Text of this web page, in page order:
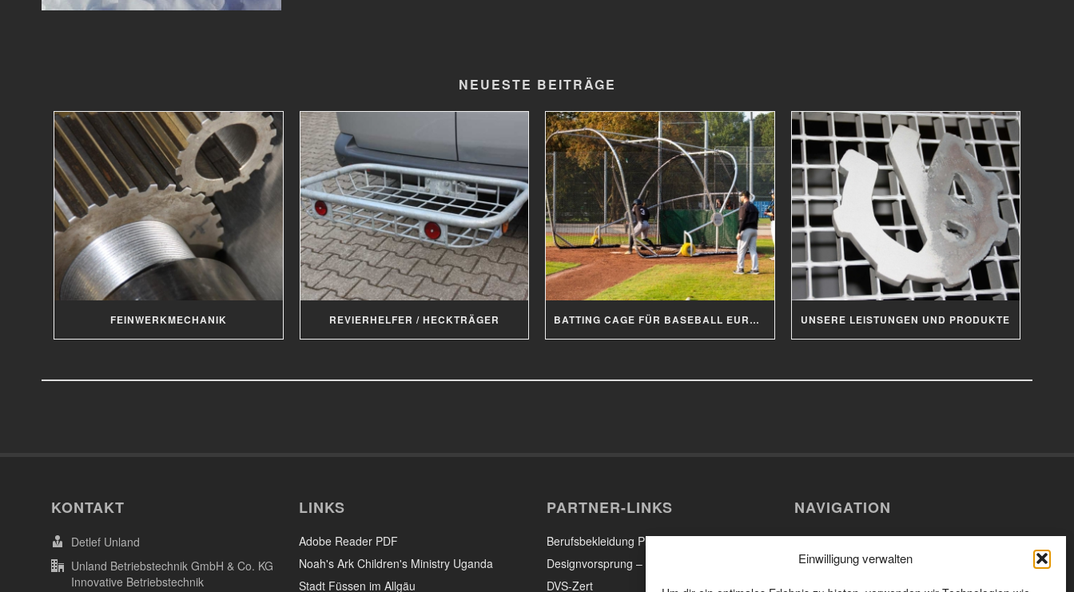
Einwilligung verwalten
NEUESTE BEITRÄGE
FEINWERKMECHANIK REVIERHELFER / HECKTRÄGER BATTING CAGE FÜR BASEBALL EUROPAMEISTERSCHAFT 2019 UNSERE LEISTUNGEN UND PRODUKTE
KONTAKT
Detlef Unland
Unland Betriebstechnik GmbH & Co. KG
Innovative Betriebstechnik
LINKS
Adobe Reader PDF
Noah's Ark Children's Ministry Uganda
Stadt Füssen im Allgäu
PARTNER-LINKS
Berufsbekleidung Pleier – Eisenberg
Designvorsprung – Mediendesign
DVS-Zert
NAVIGATION
Willkommen
Aktuelles